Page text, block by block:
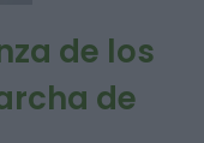
de los
de